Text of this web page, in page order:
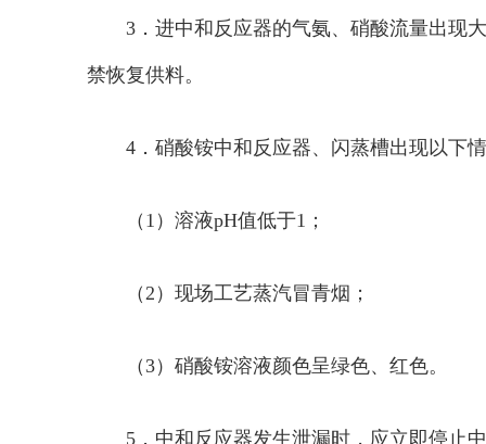
3．进中和反应器的气氨、硝酸流量出现
禁恢复供料。
4．硝酸铵中和反应器、闪蒸槽出现以下
（1）溶液pH值低于1；
（2）现场工艺蒸汽冒青烟；
（3）硝酸铵溶液颜色呈绿色、红色。
5．中和反应器发生泄漏时，应立即停止